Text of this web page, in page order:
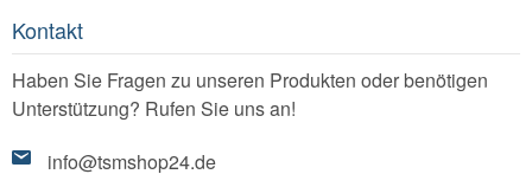
Kontakt
Haben Sie Fragen zu unseren Produkten oder benötigen
Unterstützung? Rufen Sie uns an!
info@tsmshop24.de